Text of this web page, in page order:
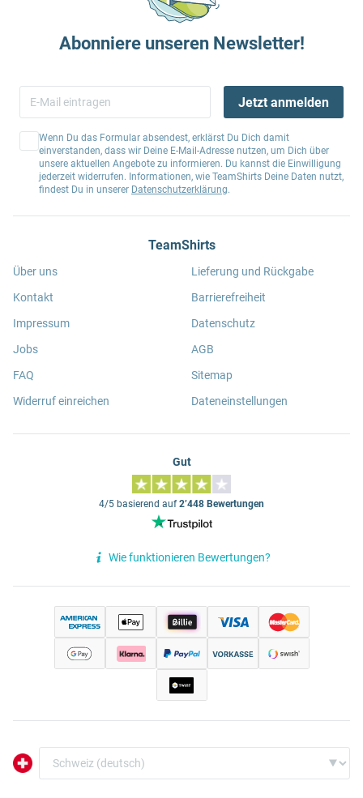
Abonniere unseren Newsletter!
Jetzt anmelden
Wenn Du das Formular absendest, erklärst Du Dich damit
einverstanden, dass wir Deine E-Mail-Adresse nutzen, um Dich über
unsere aktuellen Angebote zu informieren. Du kannst die Einwilligung
jederzeit widerrufen. Informationen, wie TeamShirts Deine Daten nutzt,
findest Du in unserer Datenschutzerklärung.
TeamShirts
Über uns
Kontakt
Impressum
Jobs
FAQ
Widerruf einreichen
Lieferung und Rückgabe
Barrierefreiheit
Datenschutz
AGB
Sitemap
Dateneinstellungen
Gut
4/5 basierend auf2’448 Bewertungen
Wie funktionieren Bewertungen?